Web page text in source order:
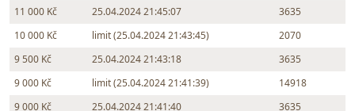
11 000 Kč
25.04.2024 21:45:07
3635
10 000 Kč
limit (25.04.2024 21:43:45)
2070
9 500 Kč
25.04.2024 21:43:18
3635
9 000 Kč
limit (25.04.2024 21:41:39)
14918
9 000 Kč
25.04.2024 21:41:40 3635